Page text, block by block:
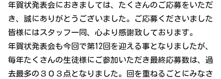
年賀状発表会におきましては、たくさんのご応募をいただ
き、誠にありがとうございました。ご応募くださいました
皆様にはスタッフ一同、心より感謝致しております。
年賀状発表会も今回で第12回を迎える事となりましたが、
毎年たくさんの生徒様にご参加いただき最終応募数は、過
去最多の３０３点となりました。回を重ねるごとにみなさ